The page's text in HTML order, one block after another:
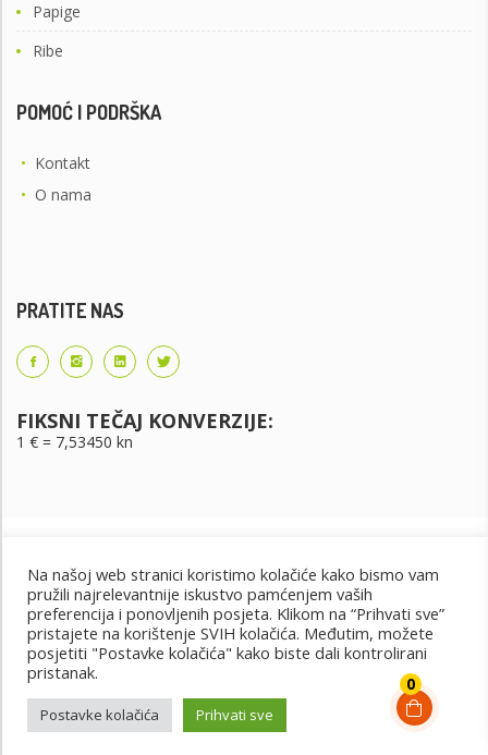
0
Papige
Ribe
POMOĆ I PODRŠKA
• Kontakt
• O nama
PRATITE NAS
FIKSNI TEČAJ KONVERZIJE:
1 € = 7,53450 kn
Uvjeti korištenja Uvjeti kupnje
Cjenik oglašavanja
@2022 - Design by: PET PORTAL
Na našoj web stranici koristimo kolačiće kako bismo vam
pružili najrelevantnije iskustvo pamćenjem vaših
preferencija i ponovljenih posjeta. Klikom na “Prihvati sve”
pristajete na korištenje SVIH kolačića. Međutim, možete
posjetiti "Postavke kolačića" kako biste dali kontrolirani
pristanak.
Postavke kolačića Prihvati sve